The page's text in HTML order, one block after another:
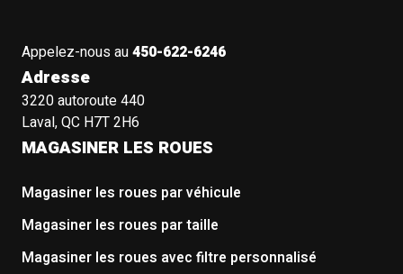
Appelez-nous au450-622-6246
Adresse
3220 autoroute 440
Laval, QC H7T 2H6
MAGASINER LES ROUES
Magasiner les roues par véhicule
Magasiner les roues par taille
Magasiner les roues avec filtre personnalisé